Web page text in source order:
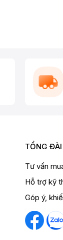
TỔNG
Tư vấn
Hỗ trợ kỹ
Góp ý,